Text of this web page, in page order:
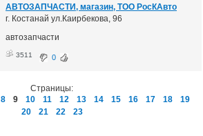
АВТОЗАПЧАСТИ, магазин, ТОО РосКАвто
г. Костанай ул.Каирбекова, 96
автозапчасти
3511 0
Страницы:
8 9 10 11 12 13 14 15 16 17 18
19
20
21 22 23